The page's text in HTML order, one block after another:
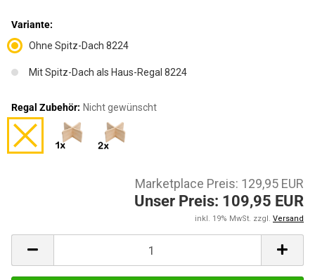
Variante:
Ohne Spitz-Dach 8224
Mit Spitz-Dach als Haus-Regal 8224
Regal Zubehör: Nicht gewünscht
Marketplace Preis: 129,95 EUR
Unser Preis: 109,95 EUR
inkl. 19% MwSt. zzgl. Versand